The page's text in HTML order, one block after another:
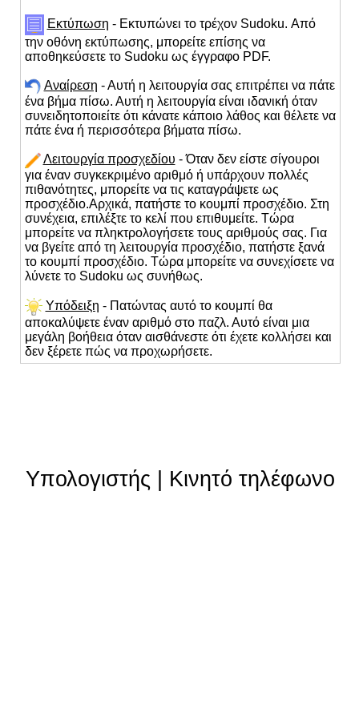
Εκτύπωση - Εκτυπώνει το τρέχον Sudoku. Από
την οθόνη εκτύπωσης, μπορείτε επίσης να
αποθηκεύσετε το Sudoku ως έγγραφο PDF.
Αναίρεση - Αυτή η λειτουργία σας επιτρέπει να πάτε
ένα βήμα πίσω. Αυτή η λειτουργία είναι ιδανική όταν
συνειδητοποιείτε ότι κάνατε κάποιο λάθος και θέλετε να
πάτε ένα ή περισσότερα βήματα πίσω.
Λειτουργία προσχεδίου - Όταν δεν είστε σίγουροι
για έναν συγκεκριμένο αριθμό ή υπάρχουν πολλές
πιθανότητες, μπορείτε να τις καταγράψετε ως
προσχέδιο.Αρχικά, πατήστε το κουμπί προσχέδιο. Στη
συνέχεια, επιλέξτε το κελί που επιθυμείτε. Τώρα
μπορείτε να πληκτρολογήσετε τους αριθμούς σας. Για
να βγείτε από τη λειτουργία προσχέδιο, πατήστε ξανά
το κουμπί προσχέδιο. Τώρα μπορείτε να συνεχίσετε να
λύνετε το Sudoku ως συνήθως.
Υπόδειξη - Πατώντας αυτό το κουμπί θα
αποκαλύψετε έναν αριθμό στο παζλ. Αυτό είναι μια
μεγάλη βοήθεια όταν αισθάνεστε ότι έχετε κολλήσει και
δεν ξέρετε πώς να προχωρήσετε.
Υπολογιστής Κινητό τηλέφωνο